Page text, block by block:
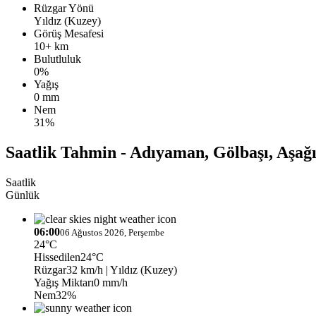
Rüzgar Yönü
Yıldız (Kuzey)
Görüş Mesafesi
10+ km
Bulutluluk
0%
Yağış
0 mm
Nem
31%
Saatlik Tahmin - Adıyaman, Gölbaşı,
Saatlik
Günlük
06:0006 Ağustos 2026, Perşembe
24°C
Hissedilen24°C
Rüzgar32 km/h | Yıldız (Kuzey)
Yağış Miktarı0 mm/h
Nem32%